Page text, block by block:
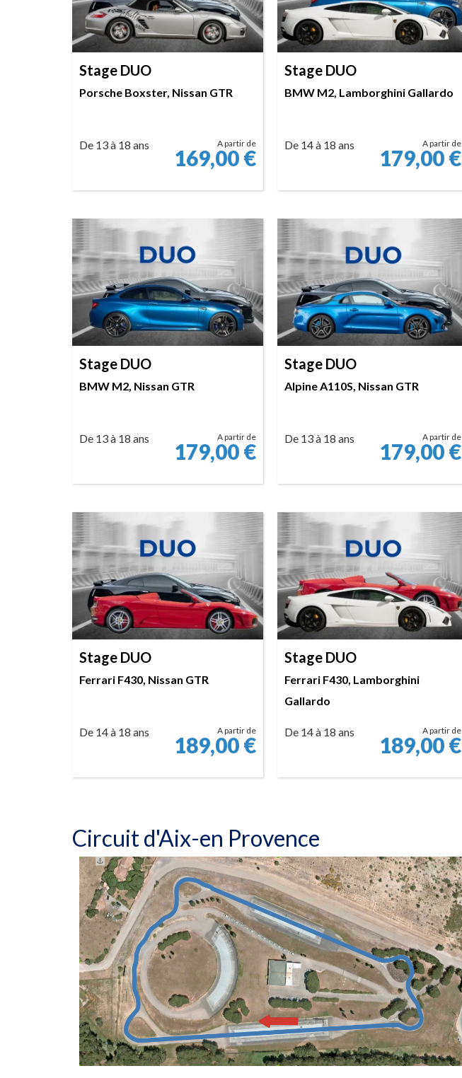
Stage DUO
Porsche Boxster, Nissan GTR
De 13 à 18 ans A partir de
169,00€
Stage DUO
BMW M2, Lamborghini Gallardo
De 14 à 18 ans A partir de
179,00€
Stage DUO
BMW M2, Nissan GTR
De 13 à 18 ans A partir de
179,00€
Stage DUO
Alpine A110S, Nissan GTR
De 13 à 18 ans A partir de
179,00€
Stage DUO
Ferrari F430, Nissan GTR
De 14 à 18 ans A partir de
189,00€
Stage DUO
Ferrari F430, Lamborghini
Gallardo
De 14 à 18 ans A partir de
189,00€
Circuit d'Aix-en Provence